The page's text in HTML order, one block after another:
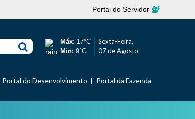
Portal do Servidor
Máx: 17°C
Mín: 9°C
Sexta-Feira,
07 de Agosto
Portal do Desenvolvimento Portal da Fazenda